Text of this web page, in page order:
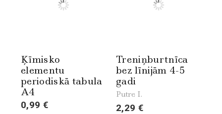
Ķīmisko
elementu
periodiskā tabula
A4
0,99 €
Treniņburtnīca
bez līnijām 4-5
gadi
Putre I.
2,29 €